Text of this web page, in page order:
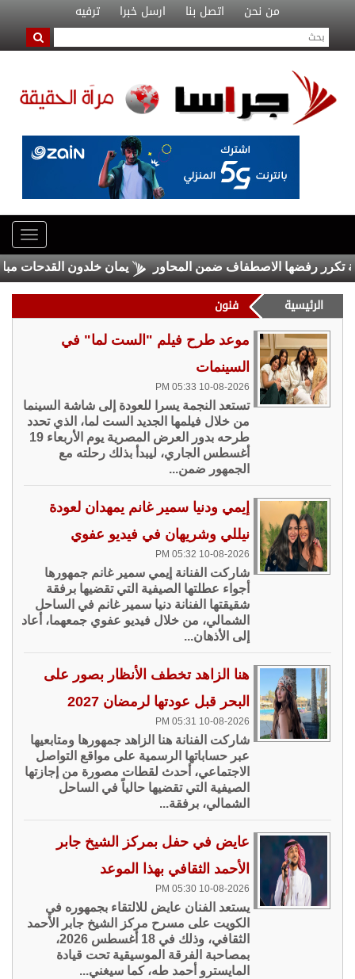
من نحن اتصل بنا ارسل خبرا ترفيه
رفضها الاصطفاف ضمن المحاور يمان خلدون القدحات مبارك
الرئيسية فنون
موعد طرح فيلم "الست لما" في
السينمات
10-08-2026 05:33 PM
تستعد النجمة يسرا للعودة إلى شاشة السينما
من خلال فيلمها الجديد الست لما، الذي تحدد
طرحه بدور العرض المصرية يوم الأربعاء 19
أغسطس الجاري، ليبدأ بذلك رحلته مع
الجمهور ضمن...
إيمي ودنيا سمير غانم يمهدان لعودة
نيللي وشريهان في فيديو عفوي
10-08-2026 05:32 PM
شاركت الفنانة إيمي سمير غانم جمهورها
أجواء عطلتها الصيفية التي تقضيها برفقة
شقيقتها الفنانة دنيا سمير غانم في الساحل
الشمالي، من خلال فيديو عفوي جمعهما، أعاد
إلى الأذهان...
هنا الزاهد تخطف الأنظار بصور على
البحر قبل عودتها لرمضان 2027
10-08-2026 05:31 PM
شاركت الفنانة هنا الزاهد جمهورها ومتابعيها
عبر حساباتها الرسمية على مواقع التواصل
الاجتماعي، أحدث لقطات مصورة من إجازتها
الصيفية التي تقضيها حالياً في الساحل
الشمالي، برفقة...
عايض في حفل بمركز الشيخ جابر
الأحمد الثقافي بهذا الموعد
10-08-2026 05:30 PM
يستعد الفنان عايض للالتقاء بجمهوره في
الكويت على مسرح مركز الشيخ جابر الأحمد
الثقافي، وذلك في 18 أغسطس 2026،
بمصاحبة الفرقة الموسيقية تحت قيادة
المايسترو أحمد طه، كما سيغني...